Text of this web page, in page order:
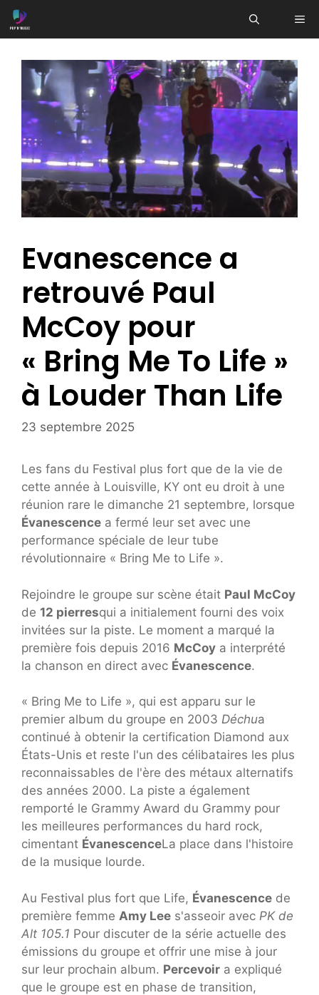
Aller
au
Evanescence a
retrouvé Paul
McCoy pour
« Bring Me To Life »
à Louder Than Life
23 septembre 2025
Les fans du Festival plus fort que de la vie de
cette année à Louisville, KY ont eu droit à une
réunion rare le dimanche 21 septembre, lorsque
Évanescence a fermé leur set avec une
performance spéciale de leur tube
révolutionnaire « Bring Me to Life ».
Rejoindre le groupe sur scène était Paul McCoy
de 12 pierresqui a initialement fourni des voix
invitées sur la piste. Le moment a marqué la
première fois depuis 2016 McCoy a interprété
la chanson en direct avec Évanescence.
« Bring Me to Life », qui est apparu sur le
premier album du groupe en 2003 Déchua
continué à obtenir la certification Diamond aux
États-Unis et reste l'un des célibataires les plus
reconnaissables de l'ère des métaux alternatifs
des années 2000. La piste a également
remporté le Grammy Award du Grammy pour
les meilleures performances du hard rock,
cimentant ÉvanescenceLa place dans l'histoire
de la musique lourde.
Au Festival plus fort que Life, Évanescence de
première femme Amy Lee s'asseoir avec PK de
Alt 105.1 Pour discuter de la série actuelle des
émissions du groupe et offrir une mise à jour
sur leur prochain album. Percevoir a expliqué
que le groupe est en phase de transition,